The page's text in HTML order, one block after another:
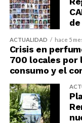
ACTUALIDAD hace 5
Crisis en
700 locales por
consumo y el